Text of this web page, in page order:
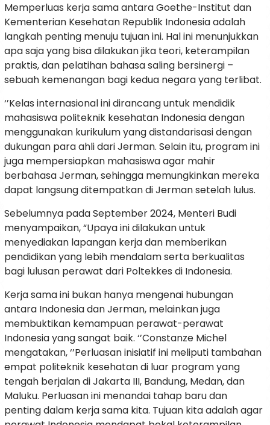
Memperluas kerja sama antara Goethe-Institut dan
Kementerian Kesehatan Republik Indonesia adalah
langkah penting menuju tujuan ini. Hal ini menunjukkan
apa saja yang bisa dilakukan jika teori, keterampilan
praktis, dan pelatihan bahasa saling bersinergi –
sebuah kemenangan bagi kedua negara yang terlibat.
‘’Kelas internasional ini dirancang untuk mendidik
mahasiswa politeknik kesehatan Indonesia dengan
menggunakan kurikulum yang distandarisasi dengan
dukungan para ahli dari Jerman. Selain itu, program ini
juga mempersiapkan mahasiswa agar mahir
berbahasa Jerman, sehingga memungkinkan mereka
dapat langsung ditempatkan di Jerman setelah lulus.
Sebelumnya pada September 2024, Menteri Budi
menyampaikan, “Upaya ini dilakukan untuk
menyediakan lapangan kerja dan memberikan
pendidikan yang lebih mendalam serta berkualitas
bagi lulusan perawat dari Poltekkes di Indonesia.
Kerja sama ini bukan hanya mengenai hubungan
antara Indonesia dan Jerman, melainkan juga
membuktikan kemampuan perawat-perawat
Indonesia yang sangat baik. ‘’Constanze Michel
mengatakan, ‘’Perluasan inisiatif ini meliputi tambahan
empat politeknik kesehatan di luar program yang
tengah berjalan di Jakarta III, Bandung, Medan, dan
Maluku. Perluasan ini menandai tahap baru dan
penting dalam kerja sama kita. Tujuan kita adalah agar